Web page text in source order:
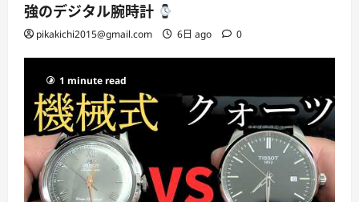
強のデジタル腕時計
pikakichi2015@gmail.com 6日 ago 0
1 minute read